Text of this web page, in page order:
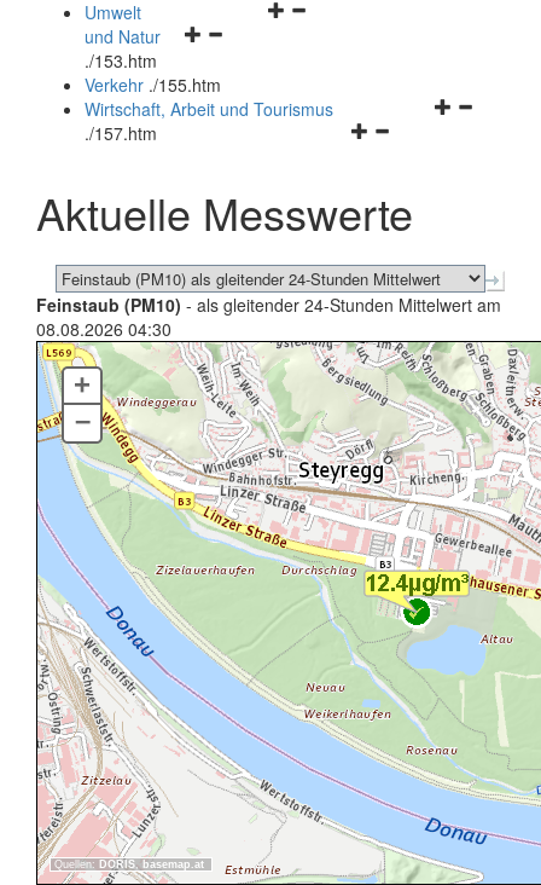
Navigationsmenü
Navigationsmenü
und
schließen
Umwelt
und Natur
./153.htm
Verkehr ./155.htm
Navigationsmenü
schließen
Wirtschaft, Arbeit und Tourismus
./157.htm
Aktuelle Messwerte
Feinstaub (PM10) - als gleitender 24-Stunden Mittelwert am
08.08.2026 04:30
Quellen: DORIS, basemap.at
+
–